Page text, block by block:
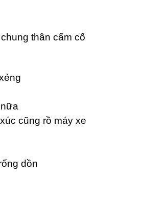
thân cấm cố
cũng rồ máy xe
dồn